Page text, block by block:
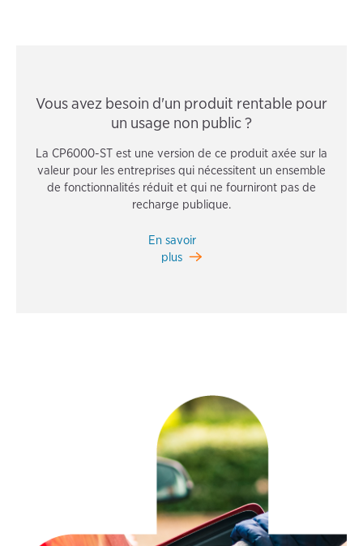
Vous avez besoin d'un produit rentable pour
un usage non public ?
La CP6000-ST est une version de ce produit axée sur la
valeur pour les entreprises qui nécessitent un ensemble
de fonctionnalités réduit et qui ne fourniront pas de
recharge publique.
En savoir
plus